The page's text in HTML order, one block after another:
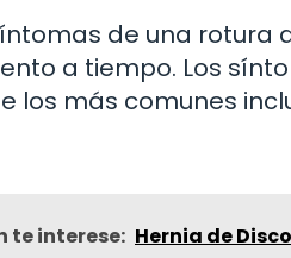
de una rotura
a tiempo. Los
los más comunes
te interese: Hernia de